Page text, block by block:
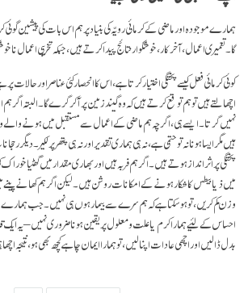
ہمارے موجودہ اور ماضی کے کرمائی رویّہ کی بنیاد پر ہم اس بات کی پیشین گوئی
گا۔ تعمیری اعمال، آخر کار، خوشگوار نتائج پیدا کرتے ہیں، جبکہ تخریبی اعمال
کوئی کرمائی فعل کیسے پختگی اختیار کرتا ہے، اس کا انحصار کئی عناصر اور
اچھالتے ہیں تو ہم توقع کرتے ہیں کہ وہ گیند زمین پر آ کر گرے گا۔ البتہ اگر
نہیں گرتا۔ ایسے ہی، اگرچہ ہم ماضی کے اعمال سے مستقبل میں ہونے والے
ہیں مگر ایسا ہونا نہ تو حتمی ہے، نہ ہی ہماری تقدیر اور نہ ہی پتھر پر لکیر۔ دیگر
پختگی پر اثر انداز ہوتے ہیں۔ اگر ہم فربہ ہیں اور بھاری مقدار میں گھٹیا
میں ذیابیطس کا شکار ہونے کے امکانات روشن ہیں۔ لیکن اگر ہم کھانے
وزن کم کریں، تو ہو سکتا ہے کہ ہم سرے سے بیمار ہوں ہی نہیں۔ جب
احساس کے لئیے ہمارا کرم یا علت و معلول پر یقین ہونا ضروری نہیں – یہ ایک
بدل ڈالیں اور اچھی عادات اپنا لیں، تو ہمارا ایمان چاہے کچھ بھی ہو، نتیجہ